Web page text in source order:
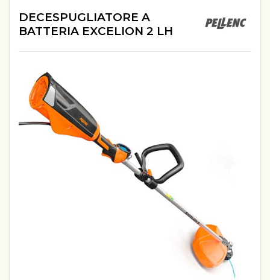
DECESPUGLIATORE A
BATTERIA EXCELION 2 LH